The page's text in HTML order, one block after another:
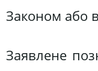
Законом або
Заявлене